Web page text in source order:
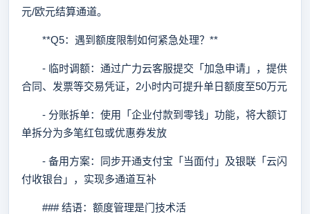
元/欧元结算通道。
**Q5：遇到额度限制如何紧急处理？**
- 临时调额：通过广力云客服提交「加急申请」，提供
合同、发票等交易凭证，2小时内可提升单日额度至50万元
- 分账拆单：使用「企业付款到零钱」功能，将大额订
单拆分为多笔红包或优惠券发放
- 备用方案：同步开通支付宝「当面付」及银联「云闪
付收银台」，实现多通道互补
### 结语：额度管理是门技术活